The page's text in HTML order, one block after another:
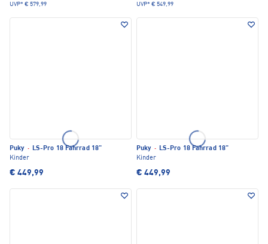
UVP* € 579,99 UVP* € 549,99
Puky · LS-Pro 18 Fahrrad 18"
Kinder
€ 449,99
Puky · LS-Pro 18 Fahrrad 18"
Kinder
€ 449,99